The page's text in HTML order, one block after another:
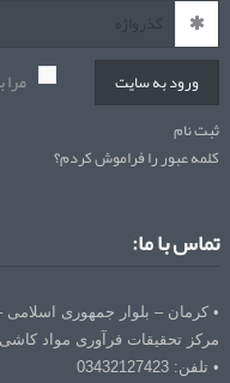
ورود به سایت
ثبت نام
کلمه عبور را فراموش کردم؟
تماس با ما:
• کرمان – بلوار جمهوری
مرکز تحقیقات فرآوری مواد کاشی
• تلفن: 03432127423